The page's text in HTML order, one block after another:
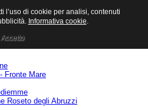
Fronte Mare
Roseto degli Abruzzi
l’uso di cookie per analisi, contenuti
Informativa cookie.
Accetto